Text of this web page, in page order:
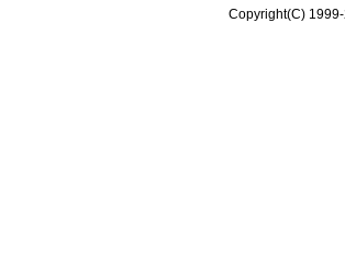
Copyright(C)